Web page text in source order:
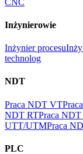
Inżynierowie
Inżynier procesu
technolog
NDT
Praca NDT VT
NDT RTPraca
UTT/UTMPraca
PLC